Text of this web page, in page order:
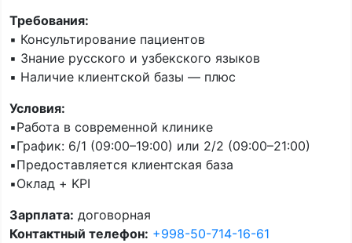
Требования:
▪️ Консультирование пациентов
▪️ Знание русского и узбекского языков
▪️ Наличие клиентской базы — плюс
Условия:
▪️Работа в современной клинике
▪️График: 6/1 (09:00–19:00) или 2/2 (09:00–21:00)
▪️Предоставляется клиентская база
▪️Оклад + KPI
Зарплата: договорная
Контактный телефон: +998-50-714-16-61